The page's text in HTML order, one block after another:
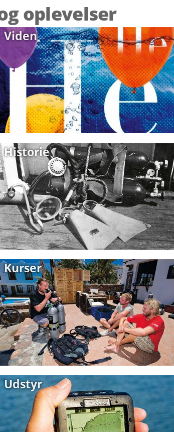
oplevelser
Viden
Historie
Kurser
Udstyr